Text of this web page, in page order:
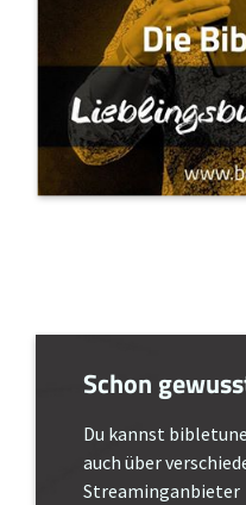
Schon
Du kannst
auch über
Streaminganbieter